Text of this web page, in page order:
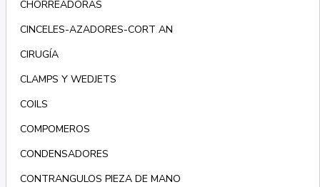
CHORREADORAS
CINCELES-AZADORES-CORT AN
CIRUGÍA
CLAMPS Y WEDJETS
COILS
COMPOMEROS
CONDENSADORES
CONTRANGULOS PIEZA DE MANO